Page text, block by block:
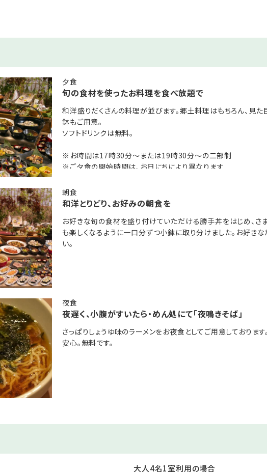
ドプランです
楽しみ◇◆◇
きがあれば何度でもご利用可能！
用意
ご利用OK
浄機を設置
ク飲み放題！
実のブックコーナー
て「夜鳴きそば」をご用意♪
設！
桂川(共立リゾート)」のおすすめポイントを記事でご紹介中♪
♪
19時30分～の二部制
日にちにより異なります
先着順にて承ります
分」1,980円 →事前予約で60分/1,680円
→事前予約で2,500円
円→事前予約で2,850円
円 →事前予約で2,250円
夕食
旬の食材を使ったお料理を食べ放題で
和洋盛りだくさんの料理が並びます。郷土料理はもちろん、見
鉢もご用意。
ソフトドリンクは無料。
※お時間は17時30分～または19時30分～の二部制
※ご夕食の開始時間は、お日にちにより異なります
朝食
和洋とりどり、お好みの朝食を
お好きな旬の食材を盛り付けていただける勝手丼をはじめ、さ
も楽しくなるように一口分ずつ小鉢に取り分けました。お好き
い。
夜食
夜遅く、小腹がすいたら・めん処にて「夜鳴きそば」
さっぱりしょうゆ味のラーメンをお夜食としてご用意しておりま
安心。無料です。
大人4名1室利用の場合